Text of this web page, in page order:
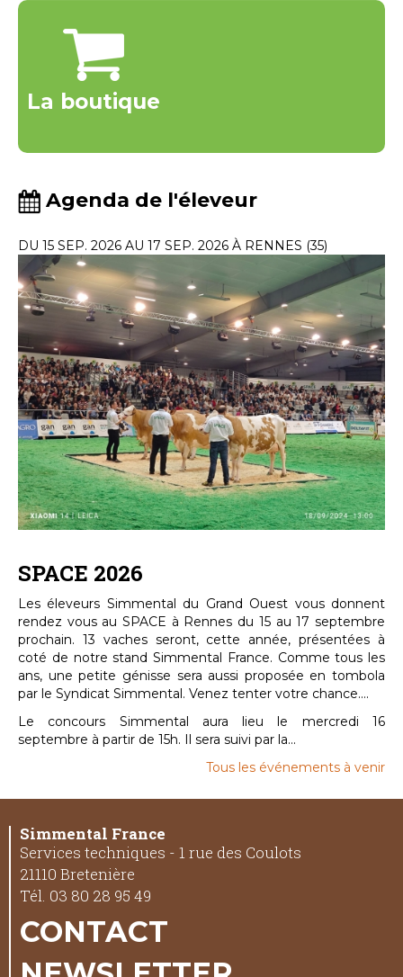
La boutique
Agenda de l'éleveur
DU 15 SEP. 2026 AU 17 SEP. 2026 À RENNES (35)
SPACE 2026
Les éleveurs Simmental du Grand Ouest vous donnent
rendez vous au SPACE à Rennes du 15 au 17 septembre
prochain. 13 vaches seront, cette année, présentées à
coté de notre stand Simmental France. Comme tous les
ans, une petite génisse sera aussi proposée en tombola
par le Syndicat Simmental. Venez tenter votre chance....
Le concours Simmental aura lieu le mercredi 16
septembre à partir de 15h. Il sera suivi par la...
Tous les événements à venir
Simmental France
Services techniques - 1 rue des Coulots
21110 Bretenière
Tél. 03 80 28 95 49
CONTACT